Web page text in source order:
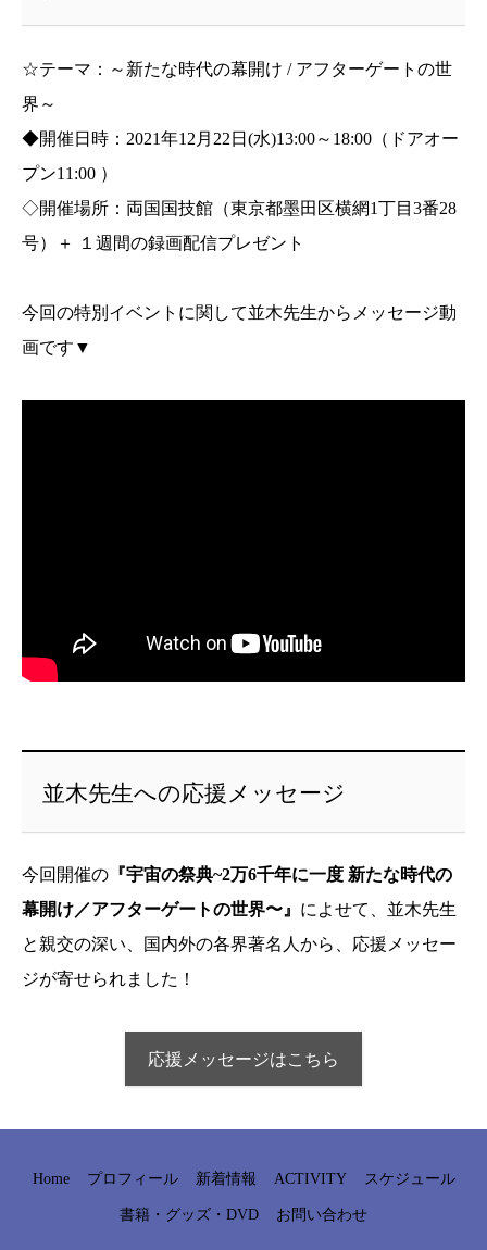
☆テーマ：～新たな時代の幕開け / アフターゲートの世
界～
◆開催日時：2021年12月22日(水)13:00～18:00（ドアオー
プン11:00 ）
◇開催場所：両国国技館（東京都墨田区横網1丁目3番28
号）＋ １週間の録画配信プレゼント
今回の特別イベントに関して並木先生からメッセージ動
画です▼
並木先生への応援メッセージ
今回開催の 『宇宙の祭典~2万6千年に一度 新たな時代の
幕開け／アフターゲートの世界〜』 によせて、並木先生
と親交の深い、国内外の各界著名人から、応援メッセー
ジが寄せられました！
応援メッセージはこちら
Home プロフィール 新着情報 ACTIVITY スケジュール
書籍・グッズ・DVD お問い合わせ